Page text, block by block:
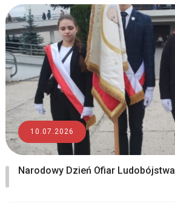
10.07.2026
Narodowy Dzień Ofiar Ludobójstwa